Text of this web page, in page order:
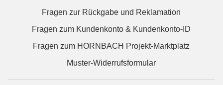
Fragen zur Rückgabe und Reklamation
Fragen zum Kundenkonto & Kundenkonto-ID
Fragen zum HORNBACH Projekt-Marktplatz
Muster-Widerrufsformular